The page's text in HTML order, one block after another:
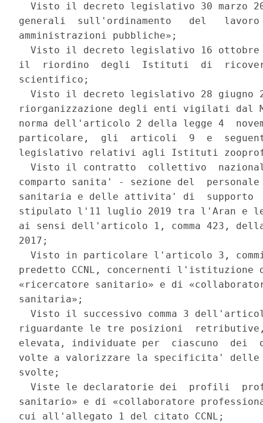
Visto il decreto legislativo 30 marzo
generali  sull'ordinamento   del
amministrazioni pubbliche»;
Visto il decreto legislativo 16
il  riordino  degli  Istituti  di
scientifico;
Visto il decreto legislativo 28 giugno
riorganizzazione degli enti vigilati dal
norma dell'articolo 2 della legge 4
particolare,  gli  articoli  9  e
legislativo relativi agli Istituti
Visto il contratto  collettivo
comparto sanita' - sezione del
sanitaria e delle attivita' di
stipulato l'11 luglio 2019 tra l'Aran e
ai sensi dell'articolo 1, comma 423,
2017;
Visto in particolare l'articolo 3,
predetto CCNL, concernenti
«ricercatore sanitario» e di
sanitaria»;
Visto il successivo comma 3
riguardante le tre posizioni
elevata, individuate per  ciascuno
volte a valorizzare la specificita'
svolte;
Viste le declaratorie dei  profili
sanitario» e di «collaboratore
cui all'allegato 1 del citato CCNL;